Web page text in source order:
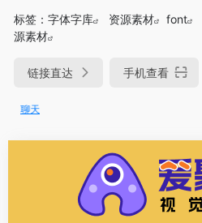
标签： 字体字库 资源素材 font
源素材
链接直达 手机查看